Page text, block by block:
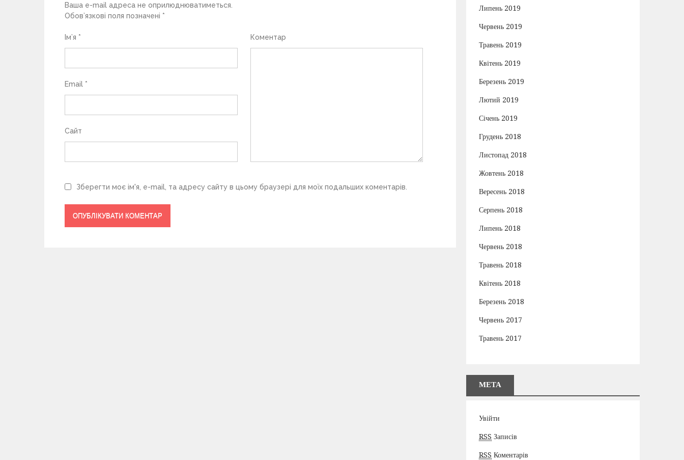
и
с
і
в
Ваша e-mail адреса не оприлюднюватиметься.
Обов’язкові поля позначені *
Коментар
Ім’я *
Email *
Сайт
Зберегти моє ім'я, e-mail, та адресу сайту в цьому браузері для моїх подальших коментарів.
Липень 2019
Червень 2019
Травень 2019
Квітень 2019
Березень 2019
Лютий 2019
Січень 2019
Грудень 2018
Листопад 2018
Жовтень 2018
Вересень 2018
Серпень 2018
Липень 2018
Червень 2018
Травень 2018
Квітень 2018
Березень 2018
Червень 2017
Травень 2017
МЕТА
Увійти
RSS Записів
RSS Коментарів